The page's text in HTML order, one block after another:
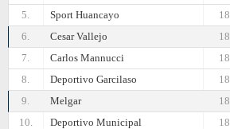
5.
Sport Huancayo
18
6.
Cesar Vallejo
18
7.
Carlos Mannucci
18
8.
Deportivo Garcilaso
18
9.
Melgar
18
10.
Deportivo Municipal
18